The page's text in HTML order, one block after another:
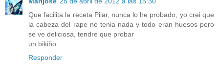
Que facilita la receta Pilar, nunca lo he probado, yo crei que
la cabeza del rape no tenia nada y todo eran huesos pero
se ve deliciosa, tendre que probar
un bikiño
Responder